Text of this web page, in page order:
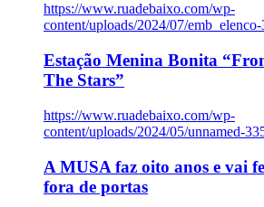
https://www.ruadebaixo.com/wp-
content/uploads/2024/07/
Estação Menina Bonita
The Stars”
https://www.ruadebaixo.com/wp-
content/uploads/2024/05/unnamed-
A MUSA faz oito anos e vai
fora de portas